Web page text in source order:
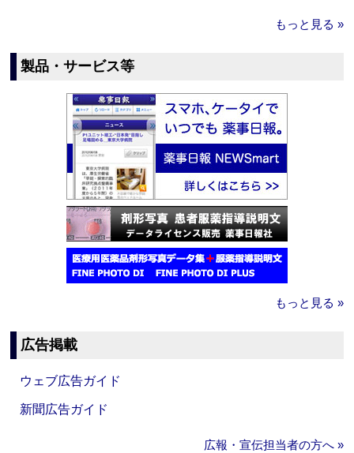
もっと見る »
製品・サービス等
もっと見る »
広告掲載
ウェブ広告ガイド
新聞広告ガイド
広報・宣伝担当者の方へ »